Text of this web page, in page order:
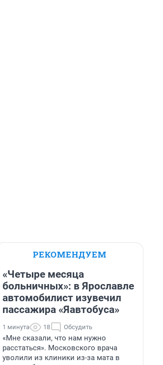
РЕКОМЕНДУЕМ
«Четыре месяца
больничных»: в Ярославле
автомобилист изувечил
пассажира «Яавтобуса»
1 минута 18 Обсудить
«Мне сказали, что нам нужно
расстаться». Московского врача
уволили из клиники из-за мата в